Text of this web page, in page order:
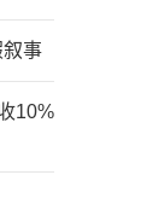
叙事
10%